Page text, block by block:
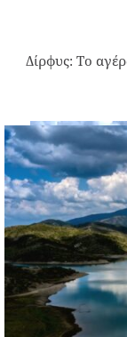
Δίρφυς: Το